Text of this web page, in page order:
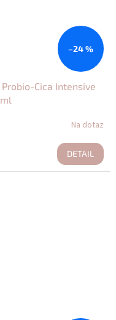
–24 %
Cica Intensive
Na dotaz
DETAIL